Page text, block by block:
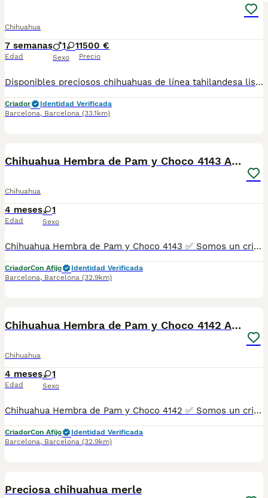
Chihuahua
7 semanas
Edad
1 1
Sexo
1500 €
Precio
Disponibles preciosos chihuahuas de línea tahilandesa listos para ir a su nuevo hogar llenos de energía y cariño para dar.Se entregan con cartilla de vacunacion y desparacion correspondiente a su edad. Todos nuestros cachorros estan criados en ambiente familiar con mucho amor y mucha dedicación.
Criador
Identidad Verificada
Barcelona, Barcelona (33.1km)
Chihuahua Hembra de Pam y Choco 4143 AQUANATURA
Chihuahua
4 meses
Edad
1
Sexo
Chihuahua Hembra de Pam y Choco 4143 ✅ Somos un criadero autorizado y certificado por la Generalitat de Catalunya bajo el número de Núcleo Zoológico G25/00314. PARA MÁS INFORMACIÓN: ☎️ 933095977 📱 685878504 / 674320847 🐶 Programa una visita para conocerlos 💻 Más fotos y vídeos en nuestra web www.aquanatura.es 🚙 Hacemos envíos 📌 Calle Roger de Flor 45, muy cerca del Arc de Triomf de Barcelona, de Lunes a Sábados. Se entregan con sus vacunas, desparasitados interna y externamente, con microchip y su registro, cartilla sanitaria y contrato de garantías, documentación legal y factura. AQUANATURA
CriadorCon Afijo
Identidad Verificada
Barcelona, Barcelona (32.9km)
Chihuahua Hembra de Pam y Choco 4142 AQUANATURA
Chihuahua
4 meses
Edad
1
Sexo
Chihuahua Hembra de Pam y Choco 4142 ✅ Somos un criadero autorizado y certificado por la Generalitat de Catalunya bajo el número de Núcleo Zoológico G25/00314. PARA MÁS INFORMACIÓN: ☎️ 933095977 📱 685878504 / 674320847 🐶 Programa una visita para conocerlos 💻 Más fotos y vídeos en nuestra web www.aquanatura.es 🚙 Hacemos envíos 📌 Calle Roger de Flor 45, muy cerca del Arc de Triomf de Barcelona, de Lunes a Sábados. Se entregan con sus vacunas, desparasitados interna y externamente, con microchip y su registro, cartilla sanitaria y contrato de garantías, documentación legal y factura. AQUANATURA
CriadorCon Afijo
Identidad Verificada
Barcelona, Barcelona (32.9km)
Preciosa chihuahua merle